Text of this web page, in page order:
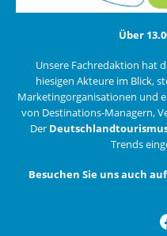
Über
Unsere Fachredaktion hat
hiesigen Akteure im Blick,
Marketingorganisationen und
von Destinations-Managern,
Der
Trends
Besuchen Sie uns auch